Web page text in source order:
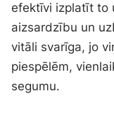
efektīvi izplatīt to
aizsardzību un
vitāli svarīga, jo
piespēlēm,
segumu.